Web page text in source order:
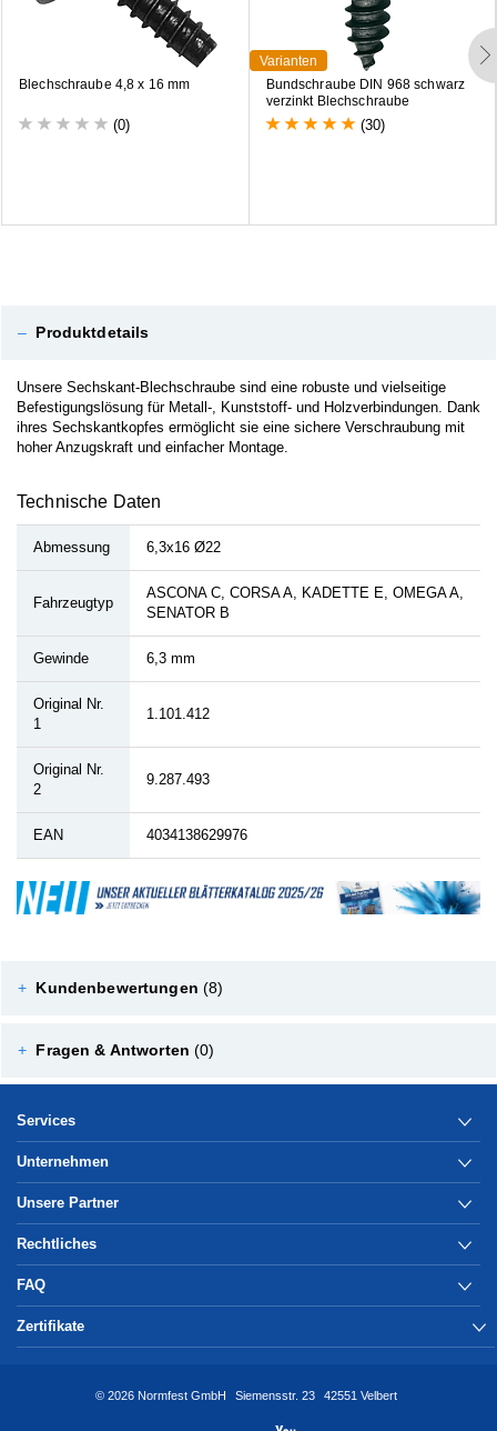
B lechschraube 4,8 x 16 mm
(0)
Varianten
Bundschraube D N 968 schwarz
verzinkt Bl echschraube
(30)
– Produktdetails
Unsere Sechskant-Blechschraube sind eine robuste und vielseitige
Befestigungslösung für Metall-, Kunststoff- und Holzverbindungen. Dank
ihres Sechskantkopfes ermöglicht sie eine sichere Verschraubung mit
hoher Anzugskraft und einfacher Montage.
Technische Daten
Abmessung 6,3x16 Ø22
Fahrzeugtyp
ASCONA C, CORSA A, KADETTE E, OMEGA A,
SENATOR B
Gewinde 6,3 mm
Original Nr.
1
1.101.412
Original Nr.
2
9.287.493
EAN 4034138629976
+ Kundenbewertungen (8)
+ Fragen & Antworten (0)
Services
Unternehmen
Unsere Partner
Rechtliches
FAQ
Zertifikate
© 2026 Normfest GmbH Siemensstr. 23 42551 Velbert